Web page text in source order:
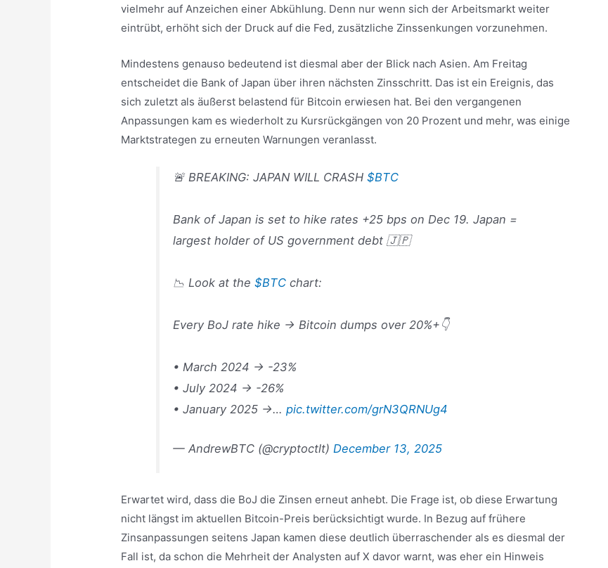
vielmehr auf Anzeichen einer Abkühlung. Denn nur wenn sich der Arbeitsmarkt weiter
eintrübt, erhöht sich der Druck auf die Fed, zusätzliche Zinssenkungen vorzunehmen.
Mindestens genauso bedeutend ist diesmal aber der Blick nach Asien. Am Freitag
entscheidet die Bank of Japan über ihren nächsten Zinsschritt. Das ist ein Ereignis, das
sich zuletzt als äußerst belastend für Bitcoin erwiesen hat. Bei den vergangenen
Anpassungen kam es wiederholt zu Kursrückgängen von 20 Prozent und mehr, was einige
Marktstrategen zu erneuten Warnungen veranlasst.
🚨 BREAKING: JAPAN WILL CRASH$BTC
Bank of Japan is set to hike rates +25 bps on Dec 19. Japan =
largest holder of US government debt 🇯🇵
📉 Look at the$BTC chart:
Every BoJ rate hike → Bitcoin dumps over 20%+👇
• March 2024 → -23%
• July 2024 → -26%
• January 2025 →…pic.twitter.com/grN3QRNUg4
— AndrewBTC (@cryptoctlt) December 13, 2025
Erwartet wird, dass die BoJ die Zinsen erneut anhebt. Die Frage ist, ob diese Erwartung
nicht längst im aktuellen Bitcoin-Preis berücksichtigt wurde. In Bezug auf frühere
Zinsanpassungen seitens Japan kamen diese deutlich überraschender als es diesmal der
Fall ist, da schon die Mehrheit der Analysten auf X davor warnt, was eher ein Hinweis